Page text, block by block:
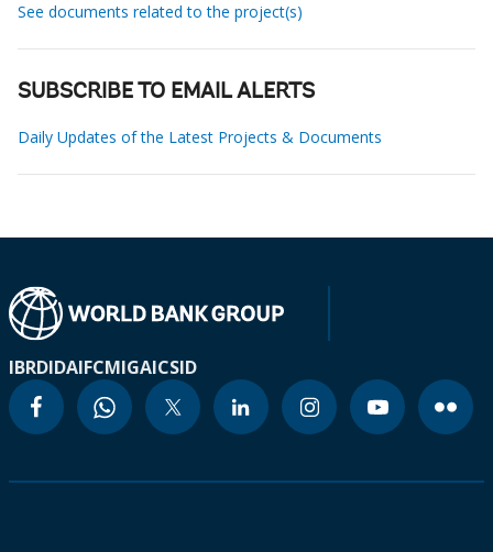
See documents related to the project(s)
SUBSCRIBE TO EMAIL ALERTS
Daily Updates of the Latest Projects & Documents
IBRDIDAIFCMIGAICSID